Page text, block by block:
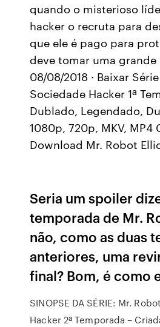
quando o misterioso
hacker o recruta para
que ele é pago para
deve tomar uma grande
08/08/2018 · Baixar
Sociedade Hacker 1ª
Dublado, Legendado,
1080p, 720p, MKV, MP4
Download Mr. Robot
Seria um spoiler
temporada de Mr.
não, como as duas
anteriores, uma
final? Bom, é como
SINOPSE DA SÉRIE: Mr.
Hacker 2ª Temporada –